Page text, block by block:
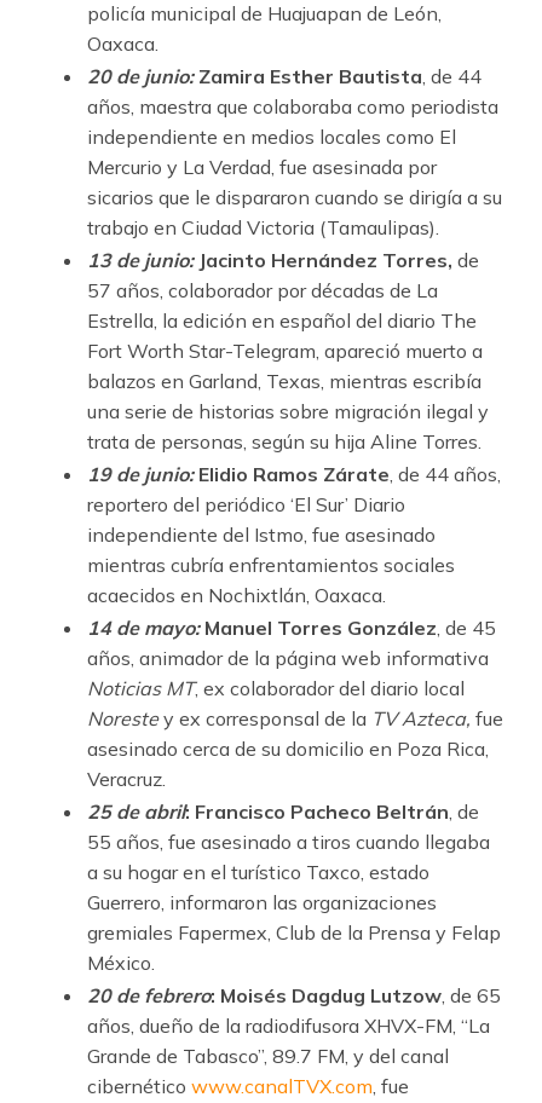
policía municipal de Huajuapan de León,
Oaxaca.
20 de junio: Zamira Esther Bautista, de 44
años, maestra que colaboraba como periodista
independiente en medios locales como El
Mercurio y La Verdad, fue asesinada por
sicarios que le dispararon cuando se dirigía a su
trabajo en Ciudad Victoria (Tamaulipas).
13 de junio: Jacinto Hernández Torres, de
57 años, colaborador por décadas de La
Estrella, la edición en español del diario The
Fort Worth Star-Telegram, apareció muerto a
balazos en Garland, Texas, mientras escribía
una serie de historias sobre migración ilegal y
trata de personas, según su hija Aline Torres.
19 de junio: Elidio Ramos Zárate, de 44 años,
reportero del periódico ‘El Sur’ Diario
independiente del Istmo, fue asesinado
mientras cubría enfrentamientos sociales
acaecidos en Nochixtlán, Oaxaca.
14 de mayo: Manuel Torres González, de 45
años, animador de la página web informativa
Noticias MT, ex colaborador del diario local
Norestey ex corresponsal de la TV Azteca, fue
asesinado cerca de su domicilio en Poza Rica,
Veracruz.
25 de abril: Francisco Pacheco Beltrán, de
55 años, fue asesinado a tiros cuando llegaba
a su hogar en el turístico Taxco, estado
Guerrero, informaron las organizaciones
gremiales Fapermex, Club de la Prensa y Felap
México.
20 de febrero: Moisés Dagdug Lutzow, de 65
años, dueño de la radiodifusora XHVX-FM, “La
Grande de Tabasco”, 89.7 FM, y del canal
cibernético www.canalTVX.com, fue